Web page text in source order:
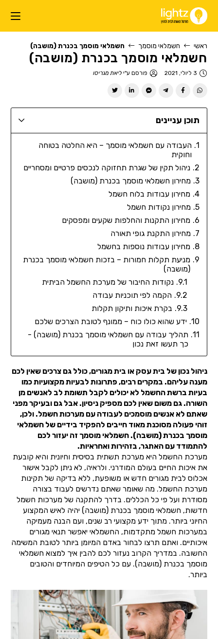
ראשי חשמלאי מוסמך חשמלאי מוסמך בכנרת (מושבה)
חשמלאי מוסמך בכנרת (מושבה)
3 ליולי, 2021 פורסם ע"יליאת מגריסו
תוכן עניינים
העבודה עם חשמלאי מוסמך – היא החלטה בטוחה
וחוקית
ניהול תקין של שגרת תחזוקה לנכסים פרטיים ומסחריים
מחירון חשמלאי מוסמך בכנרת (מושבה)
מחירון עבודות בלוח חשמל
מחירון נקודות חשמל
מחירון התקנות והחלפות שקעים ומפסקים
מחירון התקנת גופי תאורה
מחירון עבודות נוספות בחשמל
מניעת תקלות חמורות – בזכות חשמלאי מוסמך בכנרת
(מושבה)
נקודות החיבור של מערכת החשמל הביתית
הקמה לפי תוכניות עבודה
בקרת איכות ותיקון תקלות
ידע שהוא כולו כוח – ממונף לטובת הצרכים שלכם
תהליך עבודה עם חשמלאי מוסמך בכנרת (מושבה) -
כך תעשו זאת נכון
ניהול נכון של בית עסק או בית מגורים, כולל גם צרכים שאין לכם
מענה עליהם. במקרים רבים, פתרונות לבעיות מקצועיות כמו
בעיות ברשת החשמל לא יכולים לקבל תשומת לב לאנשים מן
השורה. גם משום שאין לכם מספיק ניסיון. אבל גם ובעיקר מפני
שאתם לא אנשים מוסמכים לעבודה עם מערכות חשמל. ולכן,
זוהי פעולה מסוכנת מאוד חייבים להפקיד בידיים של חשמלאי
מוסמך בכנרת (מושבה). חשמלאי מוסמך זה יעזור לכם
להתמודד עם האתגר, בזהירות ואחראיות.
מערכת החשמל היא מערכת תשתית בסיסית וחיונית והיא קובעת
את איכות החיים בעולם המודרני. ולראיה, לא ניתן לקבל אישור
אכלוס לבית מגורים חדש או משופעת, ללא בדיקה של תקינות
מערכת החשמל. מה שאומר שאתם נדרשים לעבוד בצורה
מסודרת ועל פי כל הכללים. בדרך להתקנה של מערכות חשמל
חדשות, חשמלאי מוסמך בכנרת (מושבה) יהיה לאיש המקצוע
החיוני ביותר. מתוך ידע מקצועי רב שנים, ועם הבנה מעמיקה
במערכות חשמל מתקדמות, החשמלאי יאפשר תנאי מגורים
איכותיים. ואתם תרצו לבחור באדם המיומן ביותר לטובת המשימה
החשובה. במדריך הקרוב נעזור לכם להבין איך למצוא חשמלאי
מוסמך בכנרת (מושבה). עם כל הטיפים המיוחדים והטובים
ביותר.